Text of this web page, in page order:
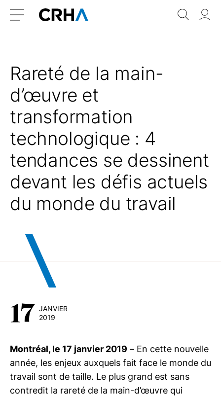
Retour
Rareté de la main-
d’œuvre et
transformation
technologique : 4
tendances se dessinent
devant les défis actuels
du monde du travail
17 JANVIER
2019
Montréal, le 17 janvier 2019 – En cette nouvelle
année, les enjeux auxquels fait face le monde du
travail sont de taille. Le plus grand est sans
contredit la rareté de la main-d’œuvre qui